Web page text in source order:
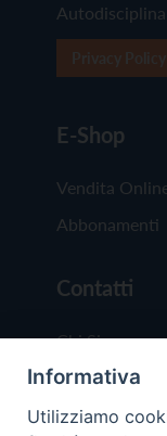
E-Shop
Vendita
Abbonamenti
Contatti
Chi Siamo
Redazione
Scrivici
Informativa
Utilizziamo